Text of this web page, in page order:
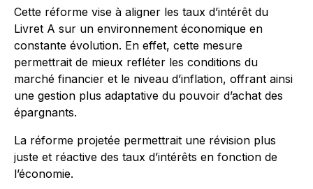
Cette réforme vise à aligner les taux d’intérêt du
Livret A sur un environnement économique en
constante évolution. En effet, cette mesure
permettrait de mieux refléter les conditions du
marché financier et le niveau d’inflation, offrant ainsi
une gestion plus adaptative du pouvoir d’achat des
épargnants.
La réforme projetée permettrait une révision plus
juste et réactive des taux d’intérêts en fonction de
l’économie.